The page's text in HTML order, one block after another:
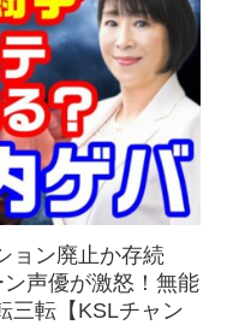
ョン廃止か存続
声優が激怒！無能
三転【KSLチャン